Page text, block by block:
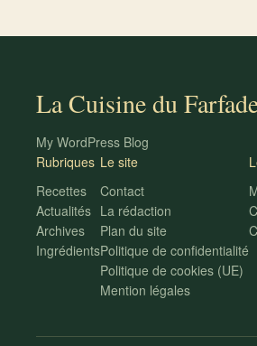
La Cuisine du
My WordPress Blog
Rubriques
Recettes
Actualités
Archives
Ingrédients
Le site
Contact
La rédaction
Plan du site
Politique de confidentialité
Politique de cookies (UE)
Mention légales